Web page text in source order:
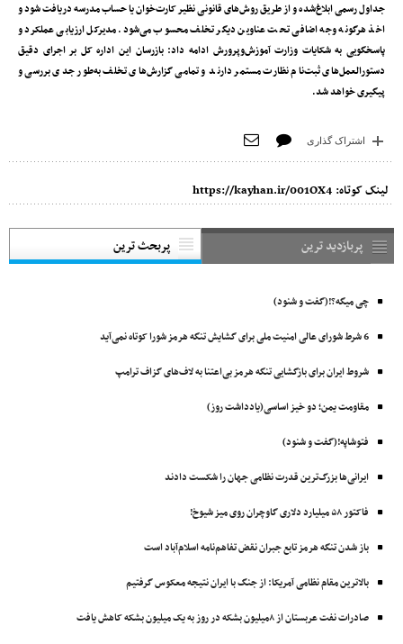
جداول رسمی ابلاغ‌شده و از طریق روش‌های قانونی نظیر کارت‌خوان یا حساب مدرسه دریافت شود و
اخذ هرگونه وجه اضافی تحت عناوین دیگر تخلف محسوب می‌شود. مدیرکل ارزیابی عملکرد و
پاسخگویی به شکایات وزارت آموزش‌وپرورش ادامه داد: بازرسان این اداره کل بر اجرای دقیق
دستورالعمل‌های ثبت‌نام نظارت مستمر دارند و تمامی گزارش‌های تخلف به‌طور جدی بررسی و
پیگیری خواهد شد.
اشتراک گذاری
لینک کوتاه: https://kayhan.ir/001OX4
پربازدید ترین پربحث ترین
چی میگه؟!(گفت و شنود)
6 شرط شورای عالی امنیت ملی برای گشایش تنگه هرمز شورا کوتاه نمی‌آید
شروط ایران برای بازگشایی تنگه هرمز بی‌اعتنا به لاف‌های گزاف ترامپ
مقاومت یمن؛ دو خیز اساسی(یادداشت روز)
فتوشاپه!(گفت و شنود)
ایرانی‌ها بزرگ‌ترین قدرت نظامی جهان را شکست دادند
فاکتور ۵۸ میلیارد دلاری گاوچران روی میز شیوخ!
باز شدن تنگه هرمز تابع جبران نقض تفاهم‌نامه اسلام‌آباد است
بالاترین مقام نظامی آمریکا: از جنگ با ایران نتیجه معکوس گرفتیم
صادرات نفت عربستان از ۸میلیون بشکه در روز به یک میلیون بشکه کاهش یافت